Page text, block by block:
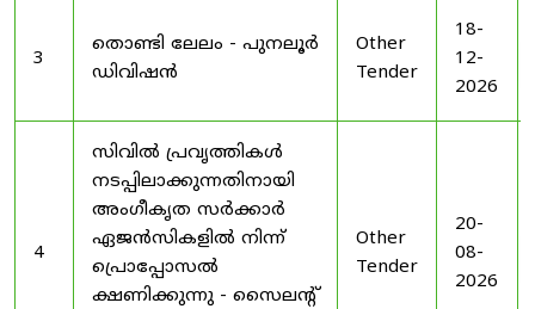
3
തൊണ്ടി ലേലം - പുനലൂർ
ഡിവിഷൻ
Other
Tender
18-
12-
2026
4
സിവിൽ പ്രവൃത്തികൾ
നടപ്പിലാക്കുന്നതിനായി
അംഗീകൃത സർക്കാർ
ഏജൻസികളിൽ നിന്ന്
പ്രൊപ്പോസൽ
ക്ഷണിക്കുന്നു - സൈലന്റ്
Other
Tender
20-
08-
2026